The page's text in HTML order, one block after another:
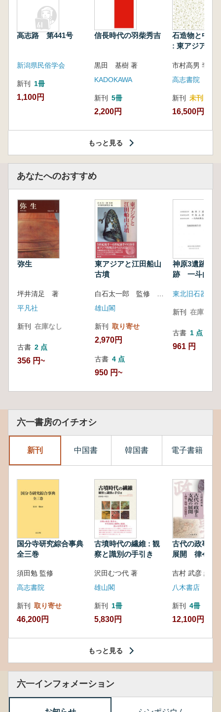
高志路 第441号
新潟県民俗学会
新刊 1冊
1,100円
信長時代の羽柴秀吉
黒田 基樹 著
KADOKAWA
新刊 5冊
2,200円
石造物と中世
: 東アジアと
高志書院
新刊 未刊
16,500円
もっと見る
あなたへのおすすめ
弥生
坪井清足 著
平凡社
新刊 在庫なし
古書 2 点
356 円~
東アジアと江田船山
古墳
雄山閣
新刊 取り寄せ
2,970円
古書 4 点
950 円~
神原3遺跡 中
跡 一斗内松
東北旧石器文
新刊 在庫なし
古書 1 点
961 円
六一書房のイチオシ
新刊 中国書 韓国書 電子書籍
国分寺研究綜合事典
全三巻
須田勉 監修
高志書院
新刊 取り寄せ
46,200円
古墳時代の繊維 : 観
察と識別の手引き
沢田むつ代 著
雄山閣
新刊 1冊
5,830円
古代の政事と
展開 律令・
吉村 武彦 編集
八木書店
新刊 4冊
12,100円
もっと見る
六一インフォメーション